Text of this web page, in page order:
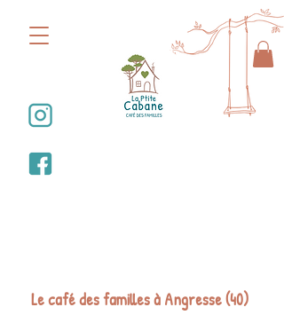
Le café des familles à Angresse (40)